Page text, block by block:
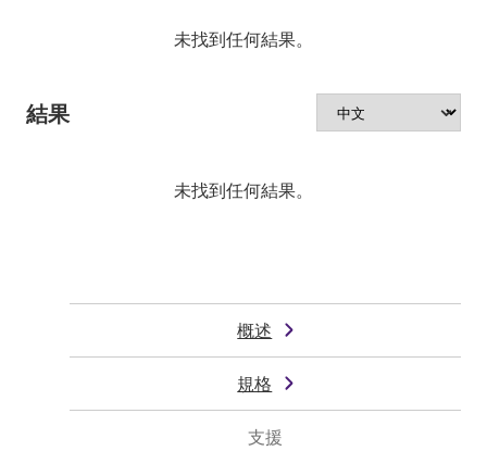
未找到任何結果。
結果
未找到任何結果。
概述
規格
支援